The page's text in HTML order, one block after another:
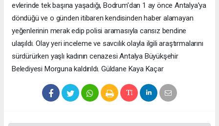
evlerinde tek başına yaşadığı, Bodrum’dan 1 ay önce Antalya’ya
döndüğü ve o günden itibaren kendisinden haber alamayan
yeğenlerinin merak edip polisi aramasıyla cansız bendine
ulaşıldı. Olay yeri inceleme ve savcılık olayla ilgili araştırmalarını
sürdürürken yaşlı kadının cenazesi Antalya Büyükşehir
Belediyesi Morguna kaldırıldı. Güldane Kaya Kaçar